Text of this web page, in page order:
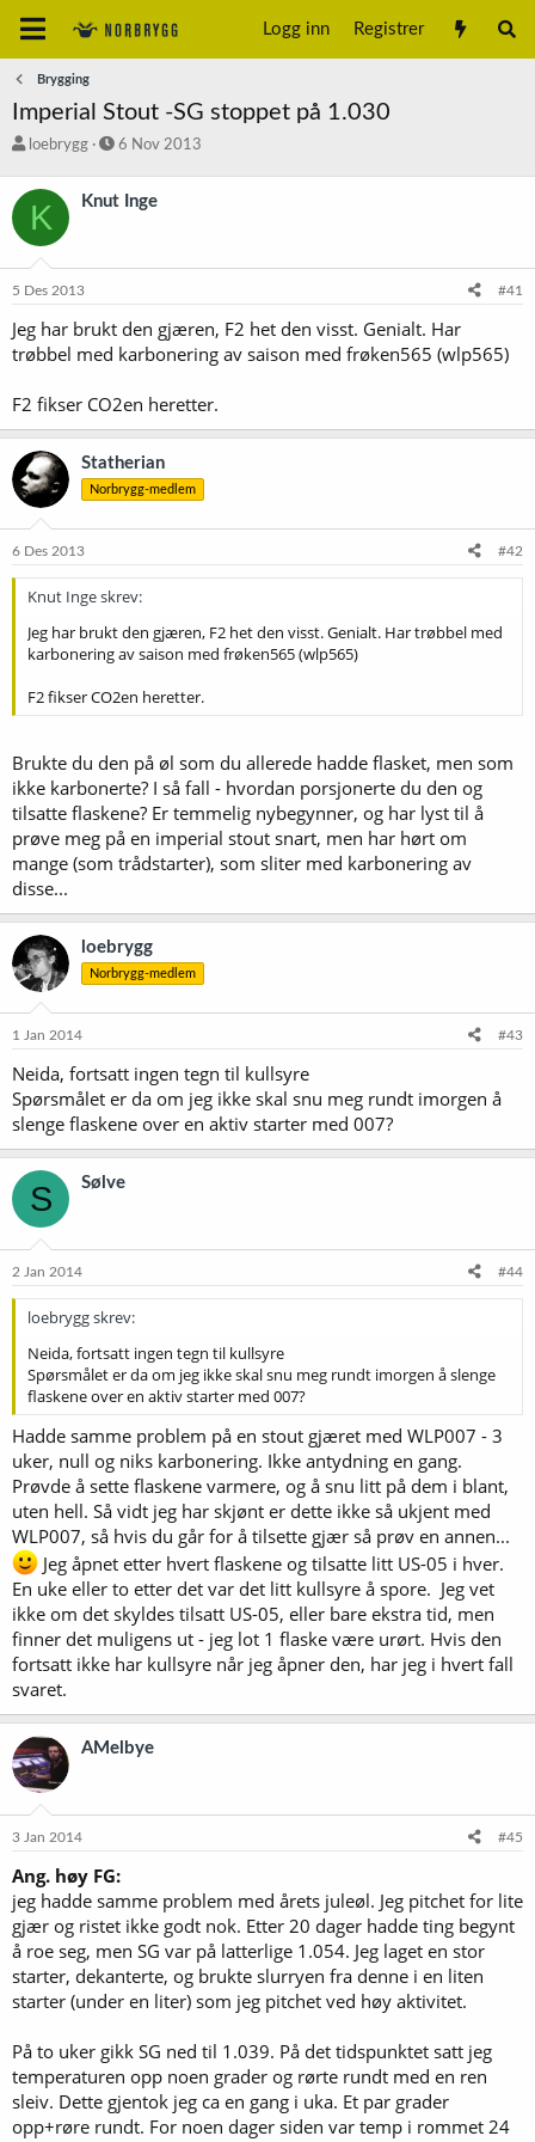
Logg inn Registrer
Brygging
Imperial Stout -SG stoppet på 1.030
T
å
d
s
a
r
e
r
loebrygg
S
r
a
6 Nov 2013
K Knut Inge
5 Des 2013 #41
Jeg har brukt den gjæren, F2 het den visst. Genialt. Har
trøbbel med karbonering av saison med frøken565 (wlp565)
F2 fikser CO2en heretter.
Statherian
Norbrygg-medlem
6 Des 2013 #42
Knut Inge skrev:
Jeg har brukt den gjæren, F2 het den visst. Genialt. Har trøbbel med
karbonering av saison med frøken565 (wlp565)
F2 fikser CO2en heretter.
Brukte du den på øl som du allerede hadde flasket, men som
ikke karbonerte? I så fall - hvordan porsjonerte du den og
tilsatte flaskene? Er temmelig nybegynner, og har lyst til å
prøve meg på en imperial stout snart, men har hørt om
mange (som trådstarter), som sliter med karbonering av
disse...
loebrygg
Norbrygg-medlem
1 Jan 2014 #43
Neida, fortsatt ingen tegn til kullsyre
Spørsmålet er da om jeg ikke skal snu meg rundt imorgen å
slenge flaskene over en aktiv starter med 007?
S Sølve
2 Jan 2014 #44
loebrygg skrev:
Neida, fortsatt ingen tegn til kullsyre
Spørsmålet er da om jeg ikke skal snu meg rundt imorgen å slenge
flaskene over en aktiv starter med 007?
Hadde samme problem på en stout gjæret med WLP007 - 3
uker, null og niks karbonering. Ikke antydning en gang.
Prøvde å sette flaskene varmere, og å snu litt på dem i blant,
uten hell. Så vidt jeg har skjønt er dette ikke så ukjent med
WLP007, så hvis du går for å tilsette gjær så prøv en annen...
Jeg åpnet etter hvert flaskene og tilsatte litt US-05 i hver.
En uke eller to etter det var det litt kullsyre å spore. Jeg vet
ikke om det skyldes tilsatt US-05, eller bare ekstra tid, men
finner det muligens ut - jeg lot 1 flaske være urørt. Hvis den
fortsatt ikke har kullsyre når jeg åpner den, har jeg i hvert fall
svaret.
AMelbye
3 Jan 2014 #45
Ang. høy FG:
jeg hadde samme problem med årets juleøl. Jeg pitchet for lite
gjær og ristet ikke godt nok. Etter 20 dager hadde ting begynt
å roe seg, men SG var på latterlige 1.054. Jeg laget en stor
starter, dekanterte, og brukte slurryen fra denne i en liten
starter (under en liter) som jeg pitchet ved høy aktivitet.
På to uker gikk SG ned til 1.039. På det tidspunktet satt jeg
temperaturen opp noen grader og rørte rundt med en ren
sleiv. Dette gjentok jeg ca en gang i uka. Et par grader
opp+røre rundt. For noen dager siden var temp i rommet 24